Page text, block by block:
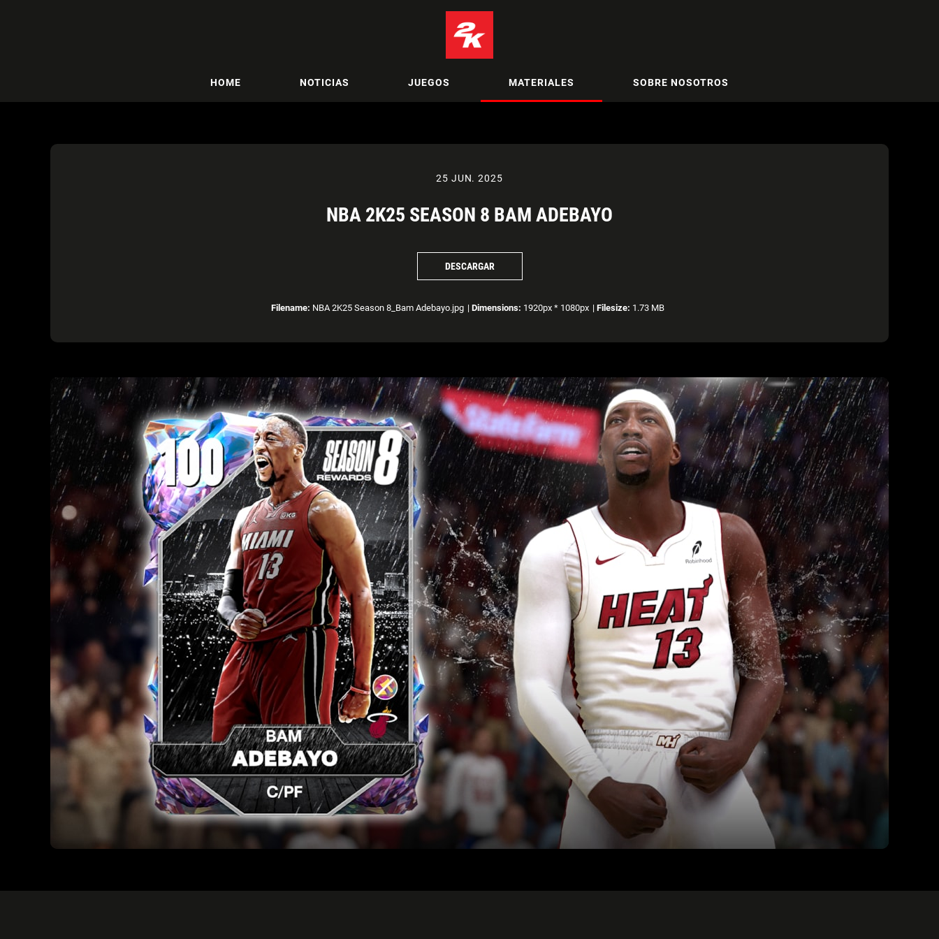
HOME NOTICIAS JUEGOS MATERIALES SOBRE NOSOTROS
25 JUN. 2025
NBA 2K25 SEASON 8 BAM ADEBAYO
DESCARGAR
Filename: NBA 2K25 Season 8_Bam Adebayo.jpg | Dimensions: 1920px * 1080px | Filesize: 1.73 MB